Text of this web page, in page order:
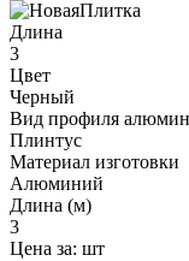
Длина
3
Цвет
Черный
Вид профиля
Плинтус
Материал изготовки
Алюминий
Длина (м)
3
Цена за: шт